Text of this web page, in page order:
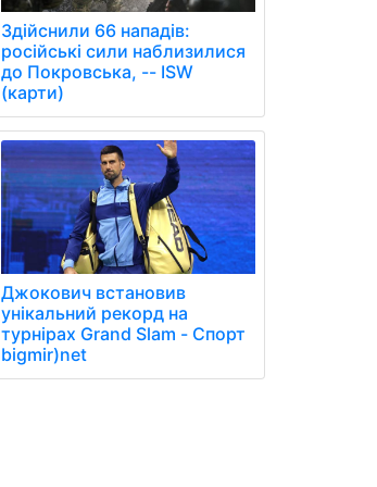
Здійснили 66 нападів:
російські сили наблизилися
до Покровська, -- ISW
(карти)
Джокович встановив
унікальний рекорд на
турнірах Grand Slam - Спорт
bigmir)net